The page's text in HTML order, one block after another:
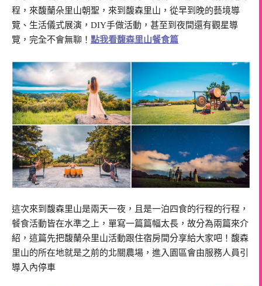
程，來馥蘭朵里山朝聖，來到馥森里山，從早到晚的藝境導
覽、生活儀式展演，DIY手做活動，甚至到夜間還有觀星導
覽，完全不會無聊！ 點我看馥森里山餐食篇
這次來到馥森里山是兩天一夜，且是一泊四食的行程的行程，
餐食活動皆在水準之上，單寫一篇篇幅太長，故分為兩篇來介
紹，這篇先把馥蘭朵里山活動跟住宿房間分享給大家吧！馥森
里山的所在地就是之前的北關農場，進入園區會由服務人員引
導入內停車